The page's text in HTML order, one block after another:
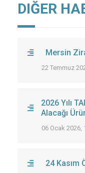
DIĞER
Mersin
22 Temmuz
2026 Yılı
Alacağı
06 Ocak 2026,
24 Kasım